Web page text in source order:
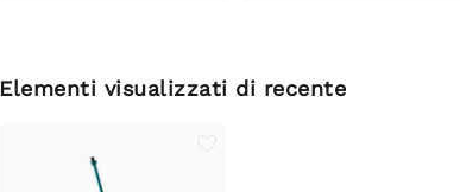
Elementi visualizzati di recente